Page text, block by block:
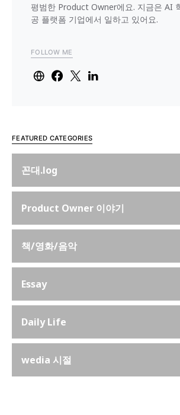
평범한 Product Owner에요. 지금은 AI
공 플랫폼 기업에서 일하고 있어요.
FOLLOW ME
FEATURED CATEGORIES
꼰대.log
Product Owner 이야기
책/영화/음악
Essay
Daily Life
wedia 시절